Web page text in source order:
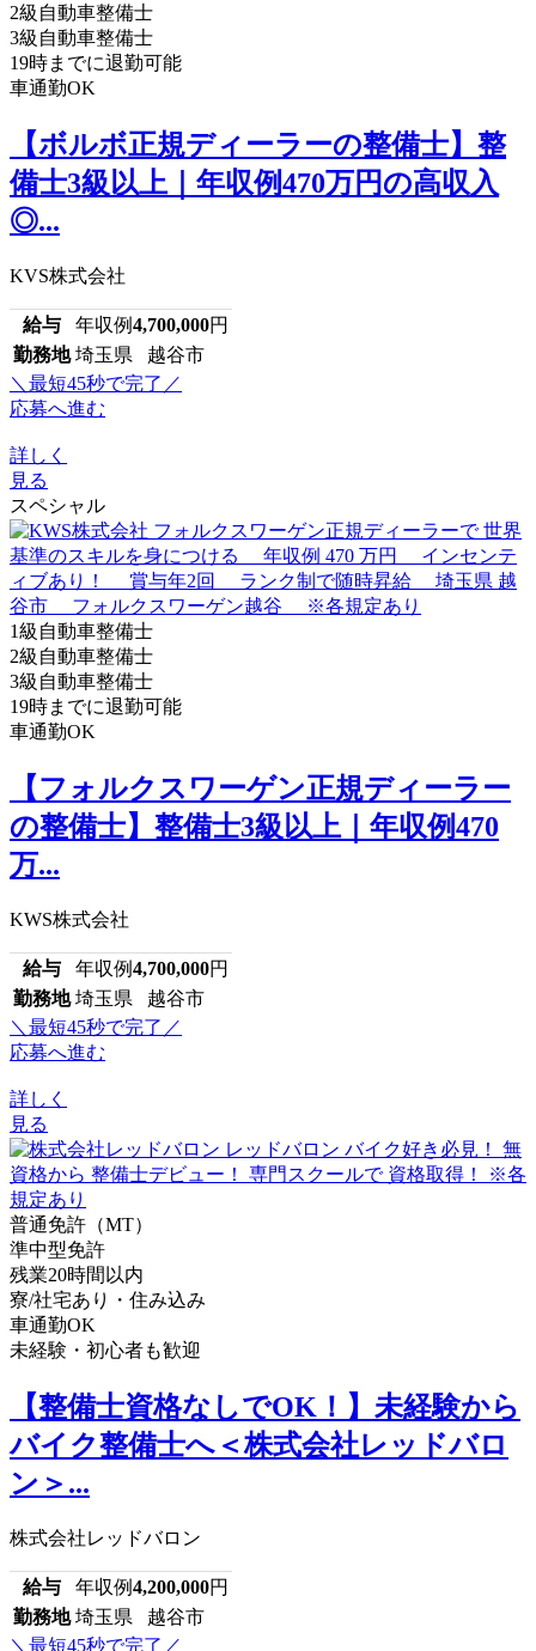
2級自動車整備士
3級自動車整備士
19時までに退勤可能
車通勤OK
【ボルボ正規ディーラーの整備士】整
備士3級以上｜年収例470万円の高収入
◎...
KVS株式会社
給与 年収例4,700,000円
勤務地 埼玉県 越谷市
＼最短45秒で完了／
応募へ進む
詳しく
見る
スペシャル
1級自動車整備士
2級自動車整備士
3級自動車整備士
19時までに退勤可能
車通勤OK
【フォルクスワーゲン正規ディーラー
の整備士】整備士3級以上｜年収例470
万...
KWS株式会社
給与 年収例4,700,000円
勤務地 埼玉県 越谷市
＼最短45秒で完了／
応募へ進む
詳しく
見る
普通免許（MT）
準中型免許
残業20時間以内
寮/社宅あり・住み込み
車通勤OK
未経験・初心者も歓迎
【整備士資格なしでOK！】未経験から
バイク整備士へ＜株式会社レッドバロ
ン＞...
株式会社レッドバロン
給与 年収例4,200,000円
勤務地 埼玉県 越谷市
＼最短45秒で完了／